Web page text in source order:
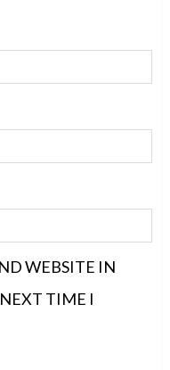
WEBSITE IN
TIME I